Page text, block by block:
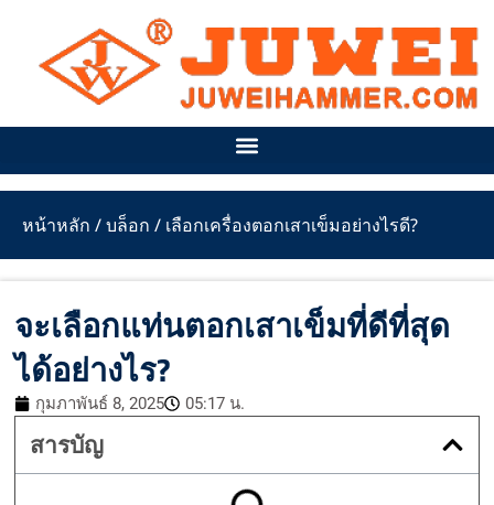
หน้าหลัก /บล็อก / เลือกเครื่องตอกเสาเข็มอย่างไรดี?
จะเลือกแท่นตอกเสาเข็มที่ดีที่สุด
ได้อย่างไร?
กุมภาพันธ์ 8, 2025 05:17 น.
สารบัญ